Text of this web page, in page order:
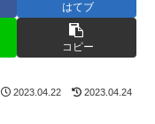
はてブ
コピー
2023.04.22 2023.04.24